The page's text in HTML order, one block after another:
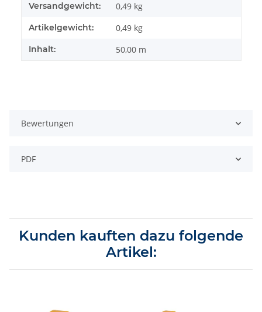
Versandgewicht: 0,49 kg
Artikelgewicht: 0,49 kg
Inhalt: 50,00 m
Bewertungen
PDF
Kunden kauften dazu folgende
Artikel: